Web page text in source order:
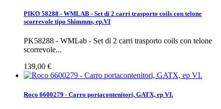
PIKO 58288 - WMLAB - Set di 2 carri trasporto coils con telone
scorrevole tipo Shimmns, ep.VI
PK58288 - WMLab - Set di 2 carri trasporto coils con telone
scorrevole...
139,00 €
Roco 6600279 - Carro portacontenitori, GATX, ep VI.